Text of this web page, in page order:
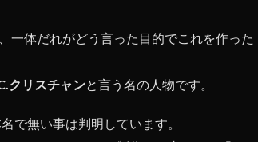
一体だれがどう言った目的でこれを作った
クリスチャンと言う名の人物です。
で無い事は判明しています。